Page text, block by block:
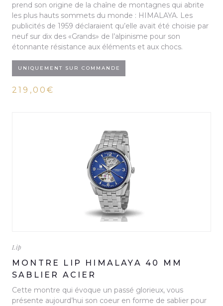
prend son origine de la chaîne de montagnes qui abrite
les plus hauts sommets du monde : HIMALAYA. Les
publicités de 1959 déclaraient qu’elle avait été choisie par
neuf sur dix des «Grands» de l’alpinisme pour son
étonnante résistance aux éléments et aux chocs.
UNIQUEMENT SUR COMMANDE
219,00€
Lip
MONTRE LIP HIMALAYA 40 MM
SABLIER ACIER
Cette montre qui évoque un passé glorieux, vous
présente aujourd’hui son coeur en forme de sablier pour